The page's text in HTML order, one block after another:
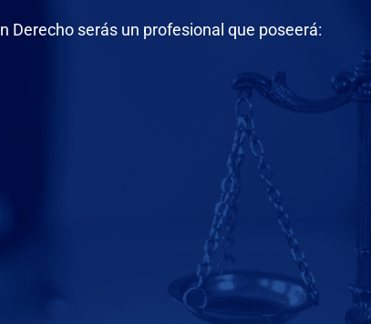
Derecho serás un profesional que poseerá: